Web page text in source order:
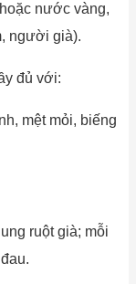
nước vàng,
người già).
đủ với:
mệt mỏi, biếng
ruột già; mỗi